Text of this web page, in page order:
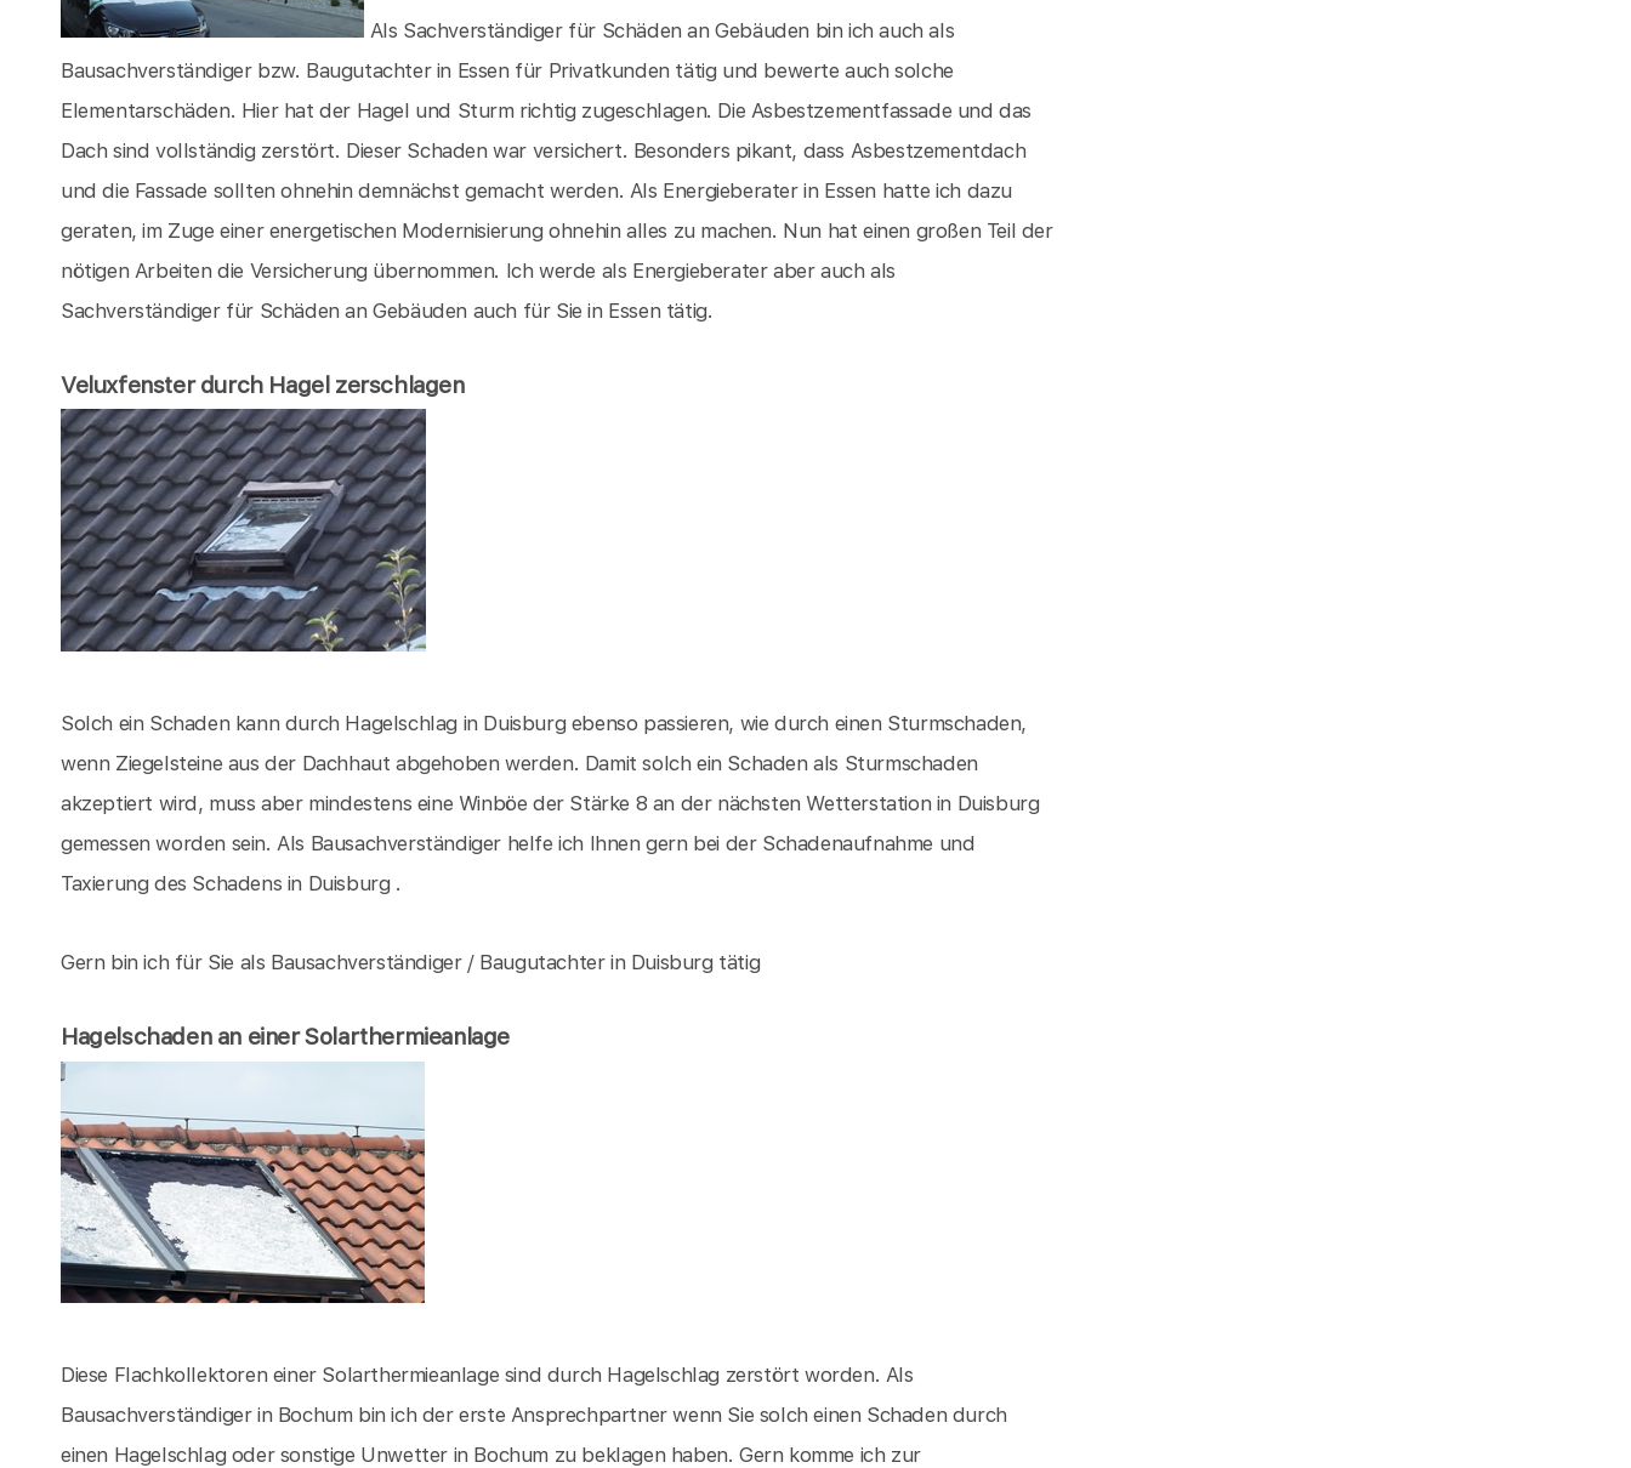
Als Sachverständiger für Schäden an Gebäuden bin ich auch als
Bausachverständiger bzw. Baugutachter in Essen für Privatkunden tätig und bewerte auch solche
Elementarschäden. Hier hat der Hagel und Sturm richtig zugeschlagen. Die Asbestzementfassade und das
Dach sind vollständig zerstört. Dieser Schaden war versichert. Besonders pikant, dass Asbestzementdach
und die Fassade sollten ohnehin demnächst gemacht werden. Als Energieberater in Essen hatte ich dazu
geraten, im Zuge einer energetischen Modernisierung ohnehin alles zu machen. Nun hat einen großen Teil der
nötigen Arbeiten die Versicherung übernommen. Ich werde als Energieberater aber auch als
Sachverständiger für Schäden an Gebäuden auch für Sie in Essen tätig.
Veluxfenster durch Hagel zerschlagen
Solch ein Schaden kann durch Hagelschlag in Duisburg ebenso passieren, wie durch einen Sturmschaden,
wenn Ziegelsteine aus der Dachhaut abgehoben werden. Damit solch ein Schaden als Sturmschaden
akzeptiert wird, muss aber mindestens eine Winböe der Stärke 8 an der nächsten Wetterstation in Duisburg
gemessen worden sein. Als Bausachverständiger helfe ich Ihnen gern bei der Schadenaufnahme und
Taxierung des Schadens in Duisburg .
Gern bin ich für Sie als Bausachverständiger / Baugutachter in Duisburg tätig
Hagelschaden an einer Solarthermieanlage
Diese Flachkollektoren einer Solarthermieanlage sind durch Hagelschlag zerstört worden. Als
Bausachverständiger in Bochum bin ich der erste Ansprechpartner wenn Sie solch einen Schaden durch
einen Hagelschlag oder sonstige Unwetter in Bochum zu beklagen haben. Gern komme ich zur